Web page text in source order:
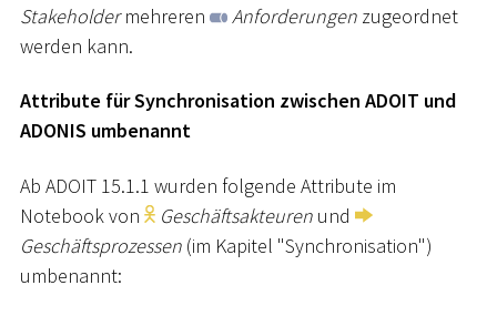
Stakeholdermehreren Anforderungen zugeordnet
werden kann.
Attribute für Synchronisation zwischen ADOIT und
ADONIS umbenannt
Ab ADOIT 15.1.1 wurden folgende Attribute im
Notebook von
Geschäftsakteuren und
Geschäftsprozessen (im Kapitel "Synchronisation")
umbenannt: